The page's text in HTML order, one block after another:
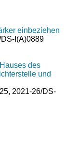
einbeziehen
I(A)0889
des
und
2021-26/DS-